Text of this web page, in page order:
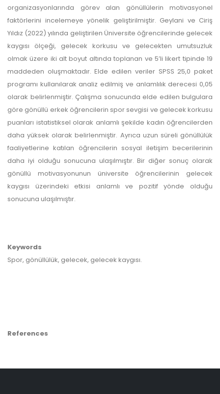
organizasyonlarında görev alan gönüllülerin motivasyonel
faktörlerini incelemeye yönelik geliştirilmiştir. Geylani ve Ciriş
Yıldız (2022) yılında geliştirilen Üniversite öğrencilerinde gelecek
kaygısı ölçeği, gelecek korkusu ve gelecekten umutsuzluk
olmak üzere iki alt boyut altında toplanan ve 5’li likert tipinde 19
maddeden oluşmaktadır. Elde edilen veriler SPSS 25,0 paket
programı kullanılarak analiz edilmiş ve anlamlılık derecesi 0,05
olarak belirlenmiştir. Çalışma sonucunda elde edilen bulgulara
göre gönüllü erkek öğrencilerin spor sevgisi ve gelecek korkusu
puanları istatistiksel olarak anlamlı şekilde kadın öğrencilerden
daha yüksek olarak belirlenmiştir. Ayrıca uzun süreli gönüllülük
faaliyetlerine katılan öğrencilerin sosyal iletişim becerilerinin
daha iyi olduğu sonucuna ulaşılmıştır. Bir diğer sonuç olarak
gönüllü motivasyonunun üniversite öğrencilerinin gelecek
kaygısı üzerindeki etkisi anlamlı ve pozitif yönde olduğu
sonucuna ulaşılmıştır.
Keywords
Spor, gönüllülük, gelecek, gelecek kaygısı.
References